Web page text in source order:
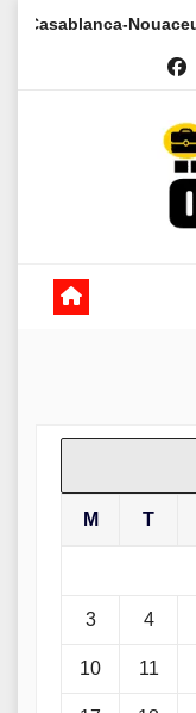
Skip
Nouaceur
M T
3 4
10 11